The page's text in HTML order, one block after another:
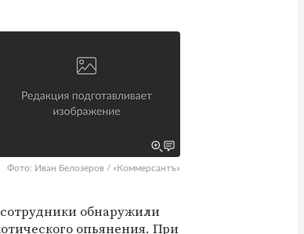
Фото: Иван Белозеров / «Коммерсантъ»
обнаружили
опьянения. При